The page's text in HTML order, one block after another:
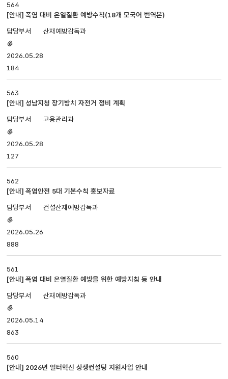
564
[안내] 폭염 대비 온열질환 예방수칙(18개 모국어 번역본)
산재예방감독과
있음
2026.05.28
184
563
[안내] 성남지청 장기방치 자전거 정비 계획
고용관리과
있음
2026.05.28
127
562
[안내] 폭염안전 5대 기본수칙 홍보자료
건설산재예방감독과
있음
2026.05.26
888
561
[안내] 폭염 대비 온열질환 예방을 위한 예방지침 등 안내
산재예방감독과
있음
2026.05.14
863
560
[안내] 2026년 일터혁신 상생컨설팅 지원사업 안내